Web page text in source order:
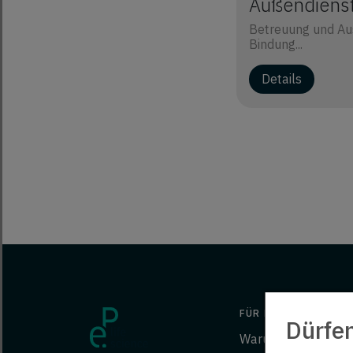
Betreuung und
Bindung...
FÜR BEWERBER
Warum ep?